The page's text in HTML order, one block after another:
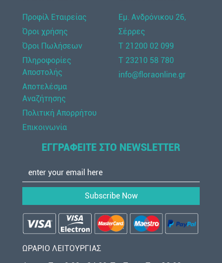
Προφίλ Εταιρείας
Όροι χρήσης
Όροι Πωλήσεων
Πληροφορίες
Αποστολής
Αποτελέσμα
Αναζήτησης
Πολιτική Απορρήτου
Επικοινωνία
Εμ. Ανδρόνικου 26,
Σέρρες
Τ 21200 02 099
Τ 23210 58 780
info@floraonline.gr
ΕΓΓΡΑΦΕΙΤΕ ΣΤΟ NEWSLETTER
Subscribe Now
ΩΡΑΡΙΟ ΛΕΙΤΟΥΡΓΙΑΣ